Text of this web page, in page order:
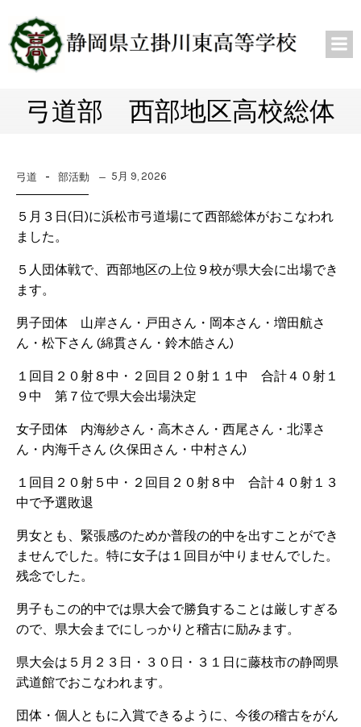
弓道部 西部地区高校総体
弓道 - 部活動 5月 9, 2026
５月３日(日)に浜松市弓道場にて西部総体がおこなわれ
ました。
５人団体戦で、西部地区の上位９校が県大会に出場でき
ます。
男子団体 山岸さん・戸田さん・岡本さん・増田航さ
ん・松下さん (綿貫さん・鈴木皓さん)
１回目２０射８中・２回目２０射１１中 合計４０射１
９中 第７位で県大会出場決定
女子団体 内海紗さん・高木さん・西尾さん・北澤さ
ん・内海千さん (久保田さん・中村さん)
１回目２０射５中・２回目２０射８中 合計４０射１３
中で予選敗退
男女とも、緊張感のためか普段の的中を出すことができ
ませんでした。特に女子は１回目が中りませんでした。
残念でした。
男子もこの的中では県大会で勝負することは厳しすぎる
ので、県大会までにしっかりと稽古に励みます。
県大会は５月２３日・３０日・３１日に藤枝市の静岡県
武道館でおこなわれます。
団体・個人ともに入賞できるように、今後の稽古をがん